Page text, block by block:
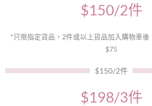
$150/2件
*只限指定貨品，2件或以上貨品加入購物車後
$75
$150/2件
$198/3件